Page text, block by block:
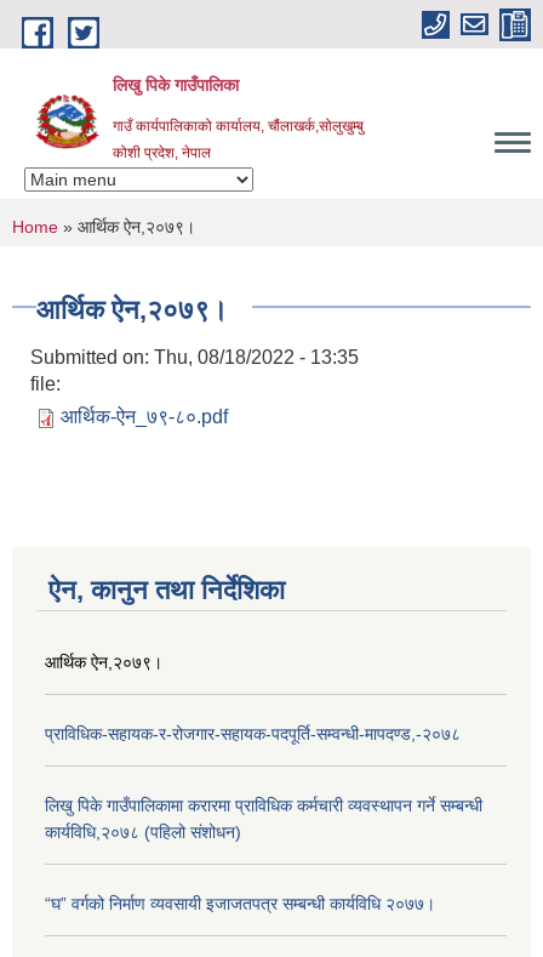
Skip to main content
लिखु पिके गाउँपालिका
गाउँ कार्यपालिकाको कार्यालय, चौंलाखर्क,सोलुखुम्बु
कोशी प्रदेश, नेपाल
You are here
Home » आर्थिक ऐन,२०७९।
आर्थिक ऐन,२०७९।
Submitted on: Thu, 08/18/2022 - 13:35
file:
आर्थिक-ऐन_७९-८०.pdf
ऐन, कानुन तथा निर्देशिका
आर्थिक ऐन,२०७९।
प्राविधिक-सहायक-र-रोजगार-सहायक-पदपूर्ति-सम्वन्धी-मापदण्ड,-२०७८
लिखु पिके गाउँपालिकामा करारमा प्राविधिक कर्मचारी व्यवस्थापन गर्ने सम्बन्धी
कार्यविधि,२०७८ (पहिलो संशोधन)
“घ” वर्गको निर्माण व्यवसायी इजाजतपत्र सम्बन्धी कार्यविधि २०७७।